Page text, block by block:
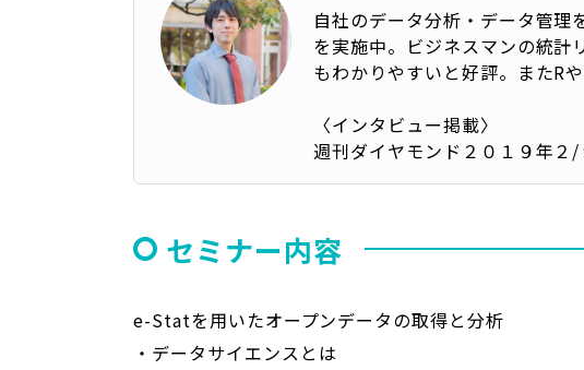
自社のデータ分析・データ管理
を実施中。ビジネスマンの統計
もわかりやすいと好評。またR
〈インタビュー掲載〉
週刊ダイヤモンド２０１９年２/
セミナー内容
e-Statを用いたオープンデータの取得と分析
・データサイエンスとは